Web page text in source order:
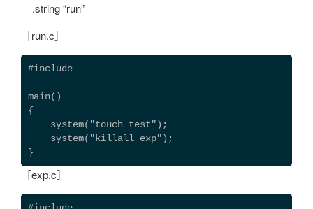
.string “run”
［run.c］
#include
main()
{
system("touch test");
system("killall exp");
}
［exp.c］